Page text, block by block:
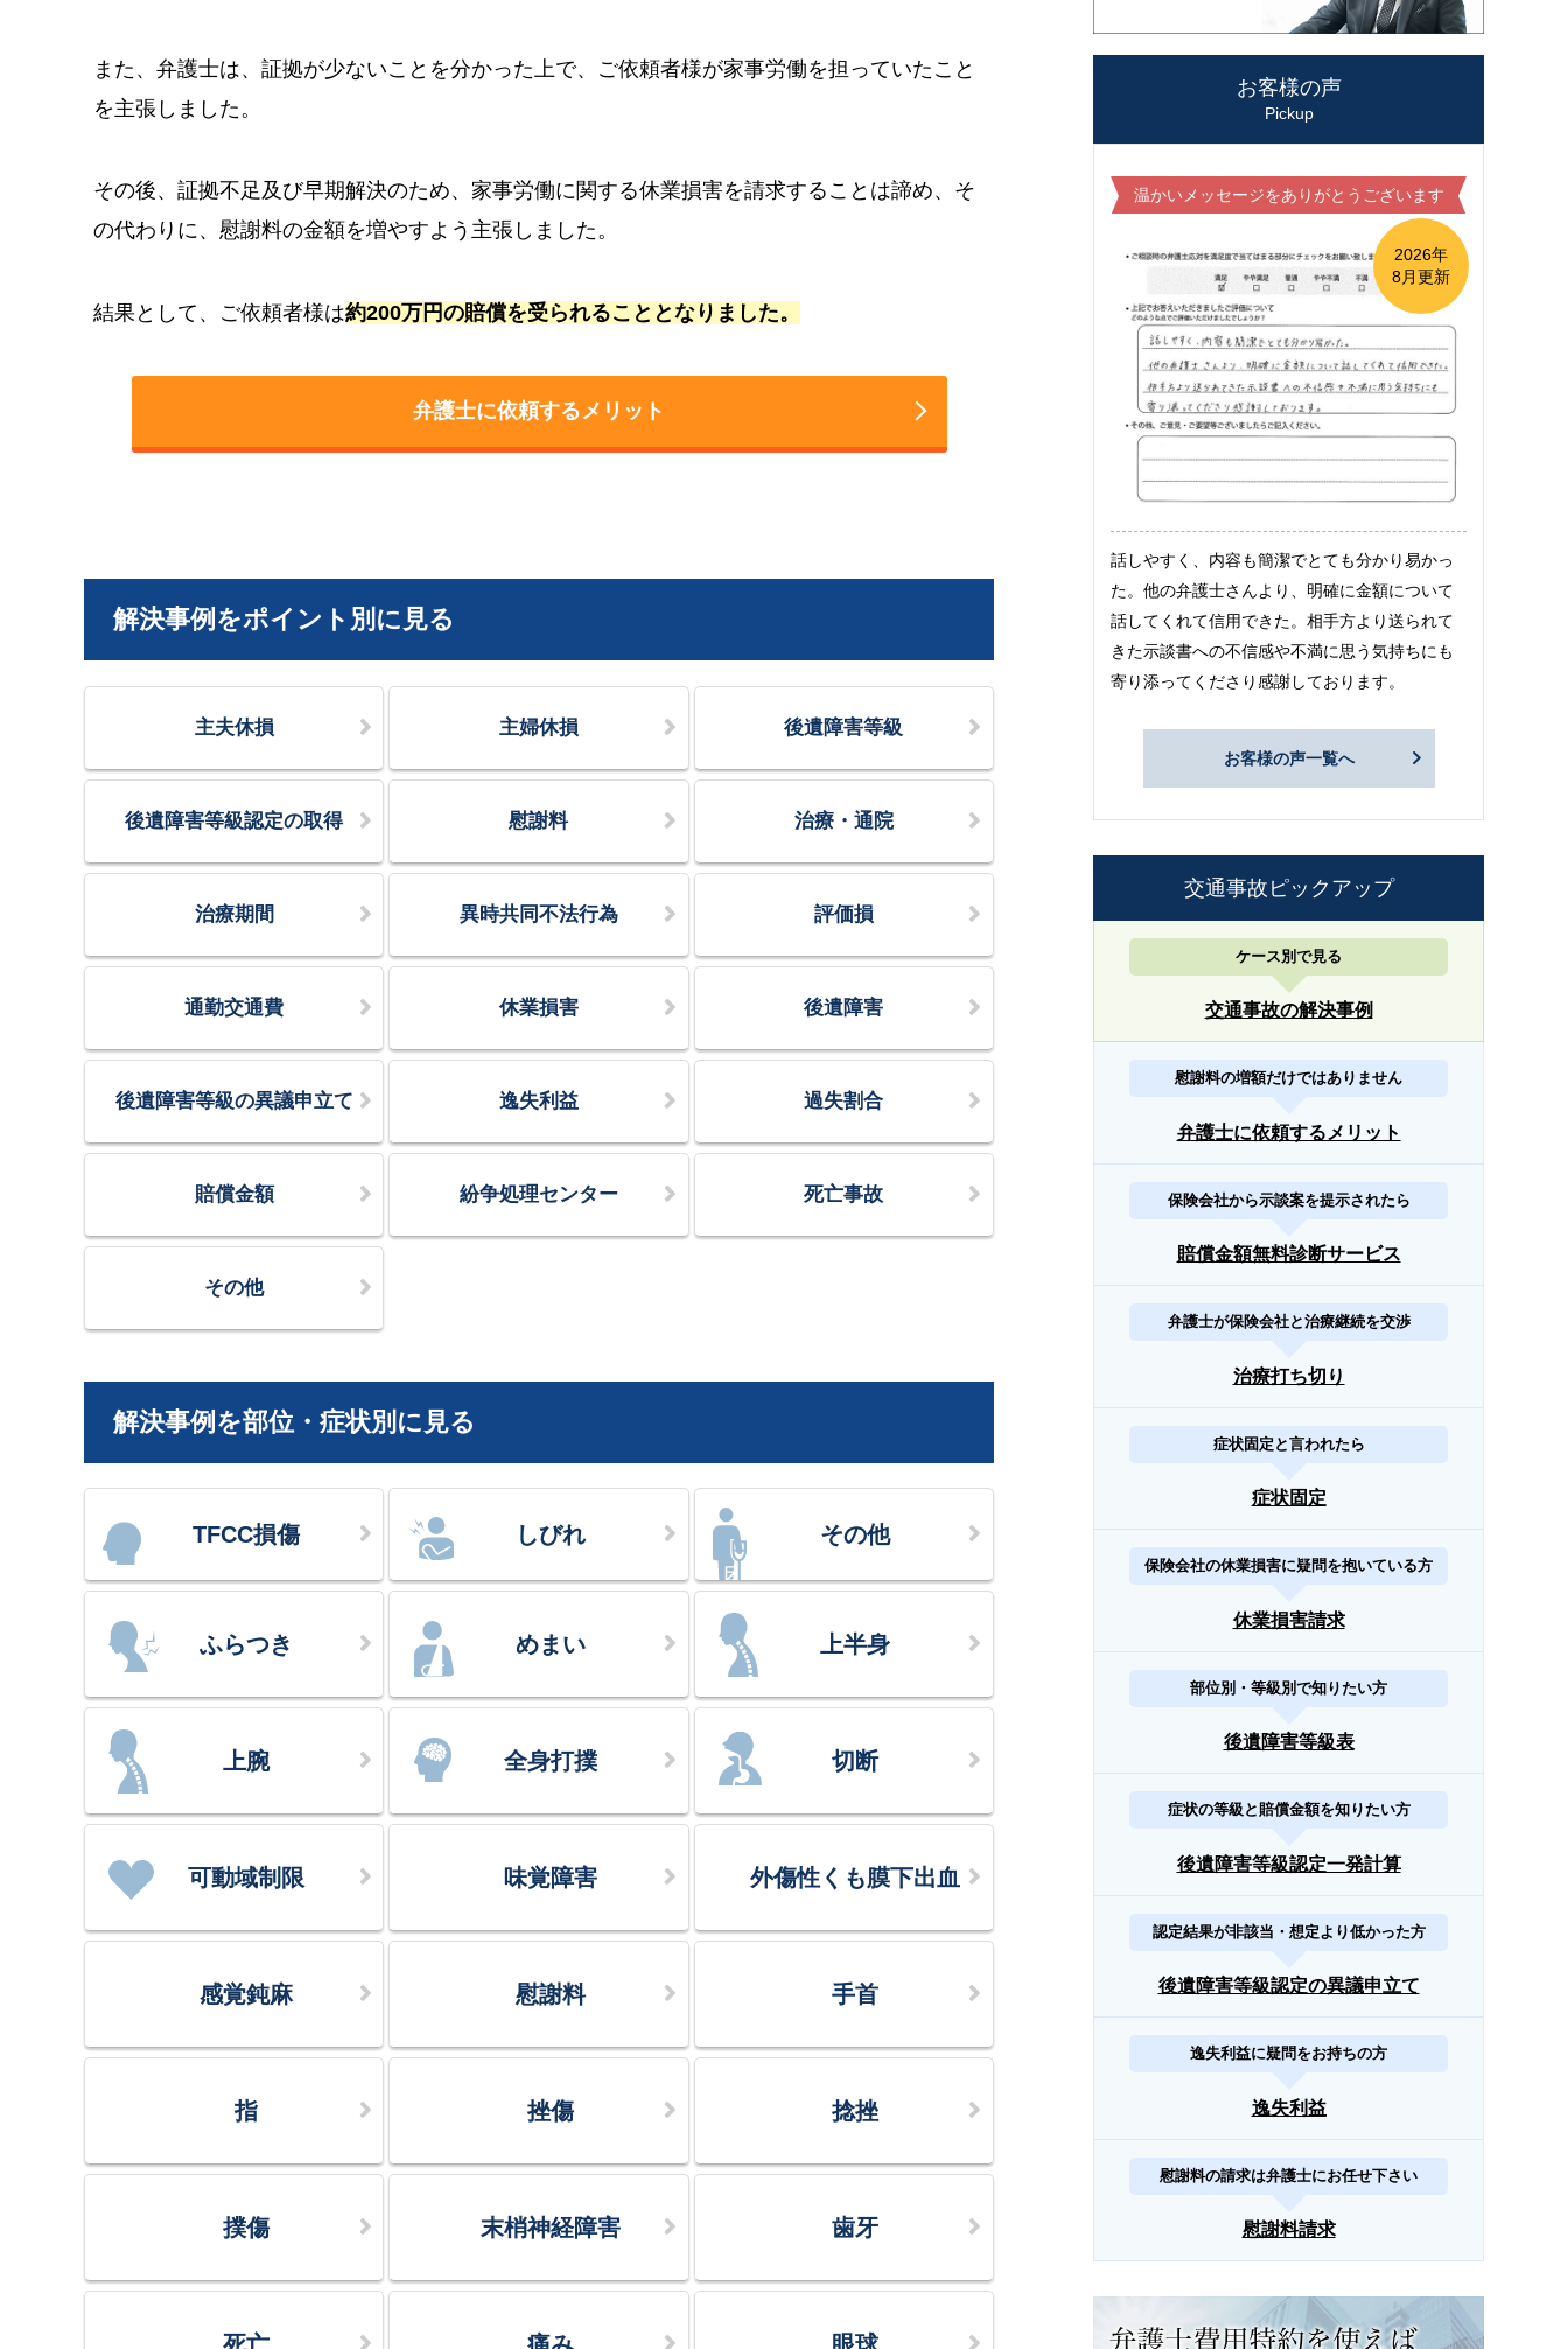
また、弁護士は、証拠が少ないことを分かった上で、ご依頼者様が家事労働を担っていたこと
を主張しました。
その後、証拠不足及び早期解決のため、家事労働に関する休業損害を請求することは諦め、そ
の代わりに、慰謝料の金額を増やすよう主張しました。
結果として、ご依頼者様は約200万円の賠償を受られることとなりました。
弁護士に依頼するメリット
解決事例をポイント別に見る
主夫休損 主婦休損 後遺障害等級
後遺障害等級認定の取得 慰謝料 治療・通院
治療期間 異時共同不法行為 評価損
通勤交通費 休業損害 後遺障害
後遺障害等級の異議申立て 逸失利益 過失割合
賠償金額 紛争処理センター 死亡事故
その他
解決事例を部位・症状別に見る
TFCC損傷 しびれ その他
ふらつき めまい 上半身
上腕 全身打撲 切断
可動域制限 味覚障害 外傷性くも膜下出血
感覚鈍麻 慰謝料 手首
指 挫傷 捻挫
撲傷 末梢神経障害 歯牙
お客様の声
Pickup
温かいメッセージをありがとうございます
2026年
8月更新
話しやすく、内容も簡潔でとても分かり易かっ
た。他の弁護士さんより、明確に金額について
話してくれて信用できた。相手方より送られて
きた示談書への不信感や不満に思う気持ちにも
寄り添ってくださり感謝しております。
お客様の声一覧へ
交通事故ピックアップ
ケース別で見る
交通事故の解決事例
慰謝料の増額だけではありません
弁護士に依頼するメリット
保険会社から示談案を提示されたら
賠償金額無料診断サービス
弁護士が保険会社と治療継続を交渉
治療打ち切り
症状固定と言われたら
症状固定
保険会社の休業損害に疑問を抱いている方
休業損害請求
部位別・等級別で知りたい方
後遺障害等級表
症状の等級と賠償金額を知りたい方
後遺障害等級認定一発計算
認定結果が非該当・想定より低かった方
後遺障害等級認定の異議申立て
逸失利益に疑問をお持ちの方
逸失利益
慰謝料の請求は弁護士にお任せ下さい
慰謝料請求